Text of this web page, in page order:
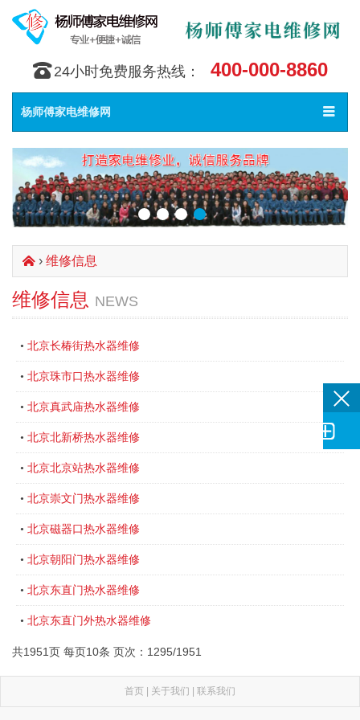
󰇯 24小时免费服务热线： 400-000-8860
Toggle
󰀥
杨师傅家电维修网
󰄫 › 维修信息
维修信息 NEWS
• 北京长椿街热水器维修
• 北京珠市口热水器维修
• 北京真武庙热水器维修
• 北京北新桥热水器维修
• 北京北京站热水器维修
• 北京崇文门热水器维修
• 北京磁器口热水器维修
• 北京朝阳门热水器维修
• 北京东直门热水器维修
• 北京东直门外热水器维修
共1951页 每页10条 页次：1295/1951
首页 | 关于我们 | 联系我们
